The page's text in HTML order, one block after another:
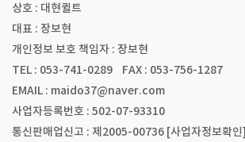
상호 : 대현퀼트
대표 : 장보현
개인정보 보호 책임자 : 장보현
TEL : 053-741-0289 FAX : 053-756-1287
EMAIL : maido37@naver.com
사업자등록번호 : 502-07-93310
통신판매업신고 : 제2005-00736 [사업자정보확인]